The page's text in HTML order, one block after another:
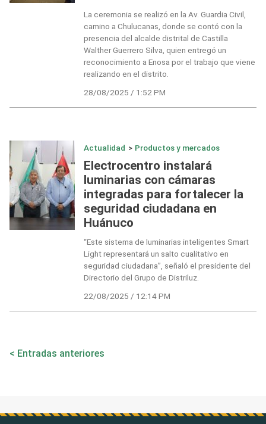
La ceremonia se realizó en la Av. Guardia Civil,
camino a Chulucanas, donde se contó con la
presencia del alcalde distrital de Castilla
Walther Guerrero Silva, quien entregó un
reconocimiento a Enosa por el trabajo que viene
realizando en el distrito.
28/08/2025 / 1:52 PM
Actualidad > Productos y mercados
Electrocentro instalará
luminarias con cámaras
integradas para fortalecer la
seguridad ciudadana en
Huánuco
“Este sistema de luminarias inteligentes Smart
Light representará un salto cualitativo en
seguridad ciudadana”, señaló el presidente del
Directorio del Grupo de Distriluz.
22/08/2025 / 12:14 PM
Navegación
Entradas anteriores